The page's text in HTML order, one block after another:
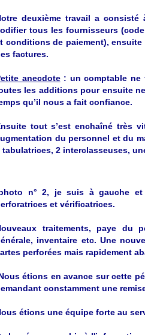
deuxième travail a
tous les fournisseurs
conditions de paiement),
factures.
anecdote: un comptable ne
les additions pour ensuite ne
qu’il nous a fait confiance.
tout s’est enchaîné très
du personnel et du
tabulatrices, 2 interclasseuses,
n° 2, je suis à gauche et
et vérificatrices.
traitements, paye du
inventaire etc. Une
perforées mais rapidement
étions en avance sur cette
constamment une
étions une équipe forte au